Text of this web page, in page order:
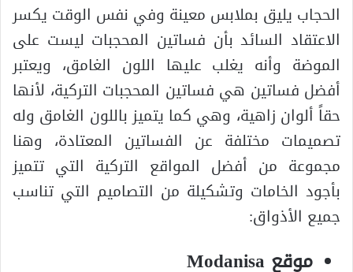
الحجاب يليق بملابس معينة وفي نفس الوقت يكسر
الاعتقاد السائد بأن فساتين المحجبات ليست على
الموضة وأنه يغلب عليها اللون الغامق، ويعتبر
أفضل فساتين هي فساتين المحجبات التركية، لأنها
حقاً ألوان زاهية، وهي كما يتميز باللون الغامق وله
تصميمات مختلفة عن الفساتين المعتادة، وهنا
مجموعة من أفضل المواقع التركية التي تتميز
بأجود الخامات وتشكيلة من التصاميم التي تناسب
جميع الأذواق:
موقع Modanisa